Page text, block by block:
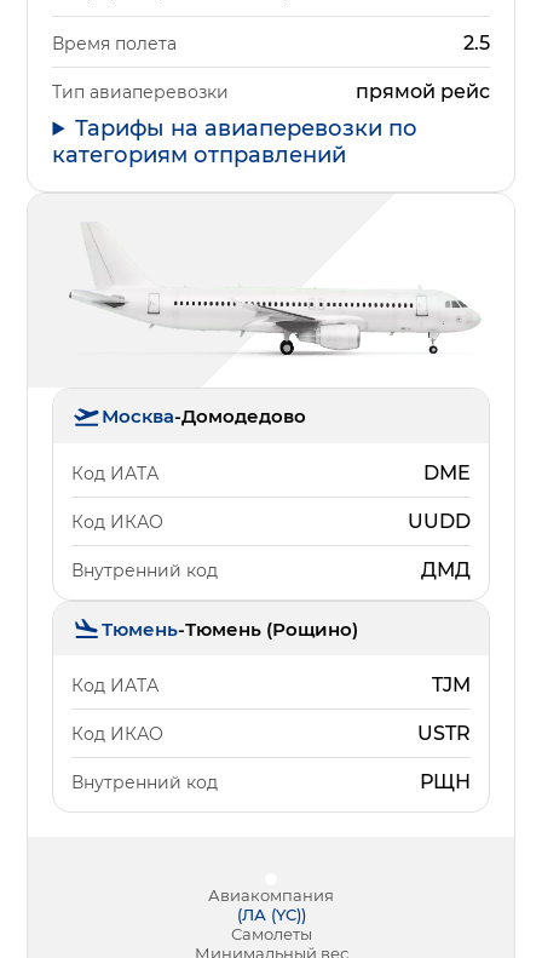
Время полета 2.5
Тип авиаперевозки прямой рейс
Тарифы на авиаперевозки по
категориям отправлений
Москва-Домодедово
Код ИАТА DME
Код ИКАО UUDD
Внутренний код ДМД
Тюмень-Тюмень (Рощино)
Код ИАТА TJM
Код ИКАО USTR
Внутренний код РЩН
Авиакомпания
(ЛА (YC))
Самолеты
Минимальный вес